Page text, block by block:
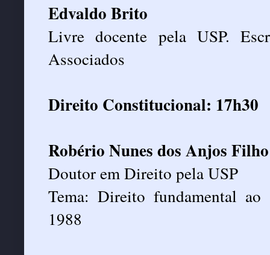
Edvaldo Brito
Livre docente pela USP.
Associados
Direito Constitucional: 17h30
Robério Nunes dos Anjos Filho
Doutor em Direito pela USP
Tema: Direito fundamental
1988